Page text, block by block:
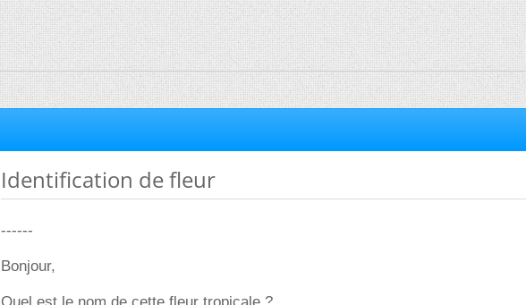
Identification de fleur
------
Bonjour,